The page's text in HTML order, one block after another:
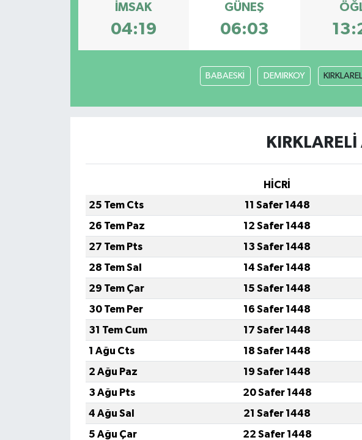
İMSAK
04:19
GÜNEŞ
06:03
BABAESKİ DEMIRKOY KIRKLARELİ
HİCRİ
25 Tem Cts
11 Safer 1448
26 Tem Paz
12 Safer 1448
27 Tem Pts
13 Safer 1448
28 Tem Sal
14 Safer 1448
29 Tem Çar
15 Safer 1448
30 Tem Per
16 Safer 1448
31 Tem Cum
17 Safer 1448
1 Ağu Cts
18 Safer 1448
2 Ağu Paz
19 Safer 1448
3 Ağu Pts
20 Safer 1448
4 Ağu Sal
21 Safer 1448
5 Ağu Çar
22 Safer 1448